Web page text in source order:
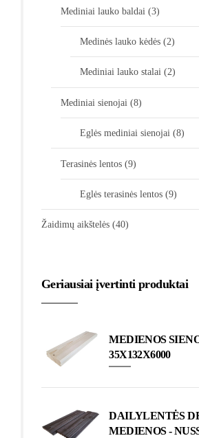
Mediniai lauko baldai (3)
Medinės lauko kėdės (2)
Mediniai lauko stalai (2)
Mediniai sienojai (8)
Eglės mediniai sienojai (8)
Terasinės lentos (9)
Eglės terasinės lentos (9)
Žaidimų aikštelės (40)
Geriausiai įvertinti produktai
MEDIENOS
35X132X6000
DAILYLENTĖS
MEDIENOS -